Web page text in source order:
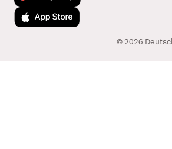
Laden im App Store
© 2026